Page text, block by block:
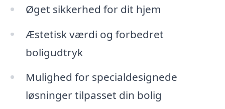
Øget sikkerhed for dit hjem
Æstetisk værdi og forbedret
boligudtryk
Mulighed for specialdesignede
løsninger tilpasset din bolig